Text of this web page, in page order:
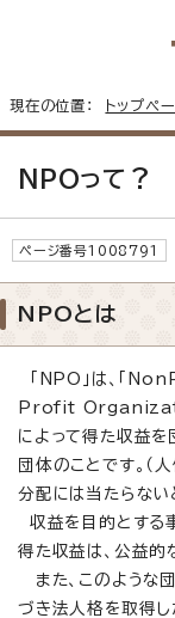
現在の位置： トップペ
NPOって？
ページ番号1008791
NPOとは
「NPO」は、「
Profit
によって得た収益
団体のことです。（
分配には当たらない
収益を目的とする
得た収益は、公益的
また、このような
づき法人格を取得し